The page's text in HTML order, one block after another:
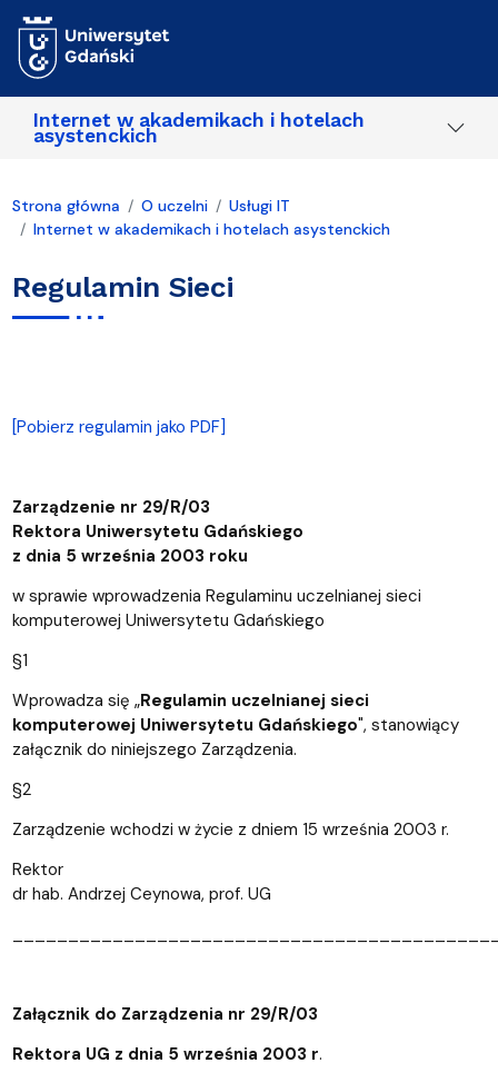
Internet w akademikach i hotelach
asystenckich
Strona główna O uczelni
Usługi IT
Internet w akademikach i hotelach asystenckich
Regulamin Sieci
[Pobierz regulamin jako PDF]
Zarządzenie nr 29/R/03
Rektora Uniwersytetu Gdańskiego
z dnia 5 września 2003 roku
w sprawie wprowadzenia Regulaminu uczelnianej sieci
komputerowej Uniwersytetu Gdańskiego
§1
Wprowadza się „Regulamin uczelnianej sieci
komputerowej Uniwersytetu Gdańskiego", stanowiący
załącznik do niniejszego Zarządzenia.
§2
Zarządzenie wchodzi w życie z dniem 15 września 2003 r.
Rektor
dr hab. Andrzej Ceynowa, prof. UG
Załącznik do Zarządzenia nr 29/R/03
Rektora UG z dnia 5 września 2003 r.